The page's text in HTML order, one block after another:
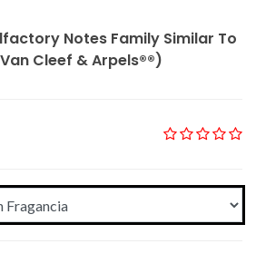
Notes Family Similar To
Cleef & Arpels®®)